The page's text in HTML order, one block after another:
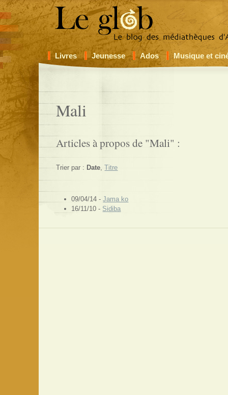
Livres Jeunesse Ados Musique et
Mali
Articles à propos de "Mali" :
Trier par : Date,Titre
09/04/14 -Jama ko
16/11/10 - Sidiba